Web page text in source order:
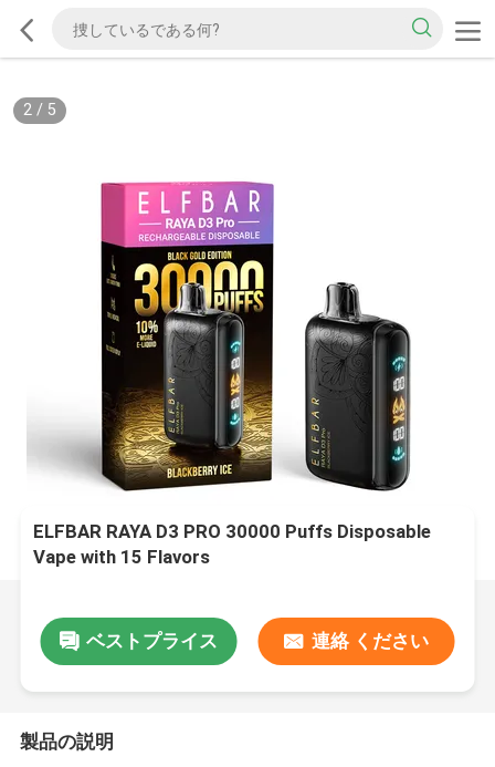
2/ 5
ELFBAR RAYA D3 PRO 30000 Puffs Disposable
Vape with 15 Flavors
ベストプライス 連絡 ください
製品の説明